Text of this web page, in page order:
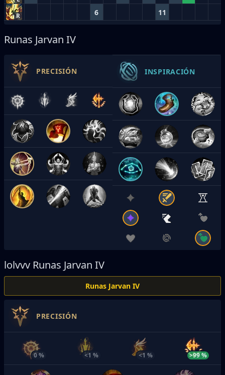
R 6 11
Runas Jarvan IV
PRECISIÓN INSPIRACIÓN
lolvvv Runas Jarvan IV
Runas Jarvan IV
PRECISIÓN
0 % <1 % <1 % >99 %